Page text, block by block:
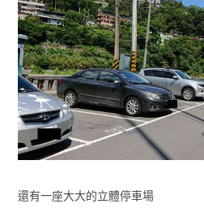
還有一座大大的立體停車場